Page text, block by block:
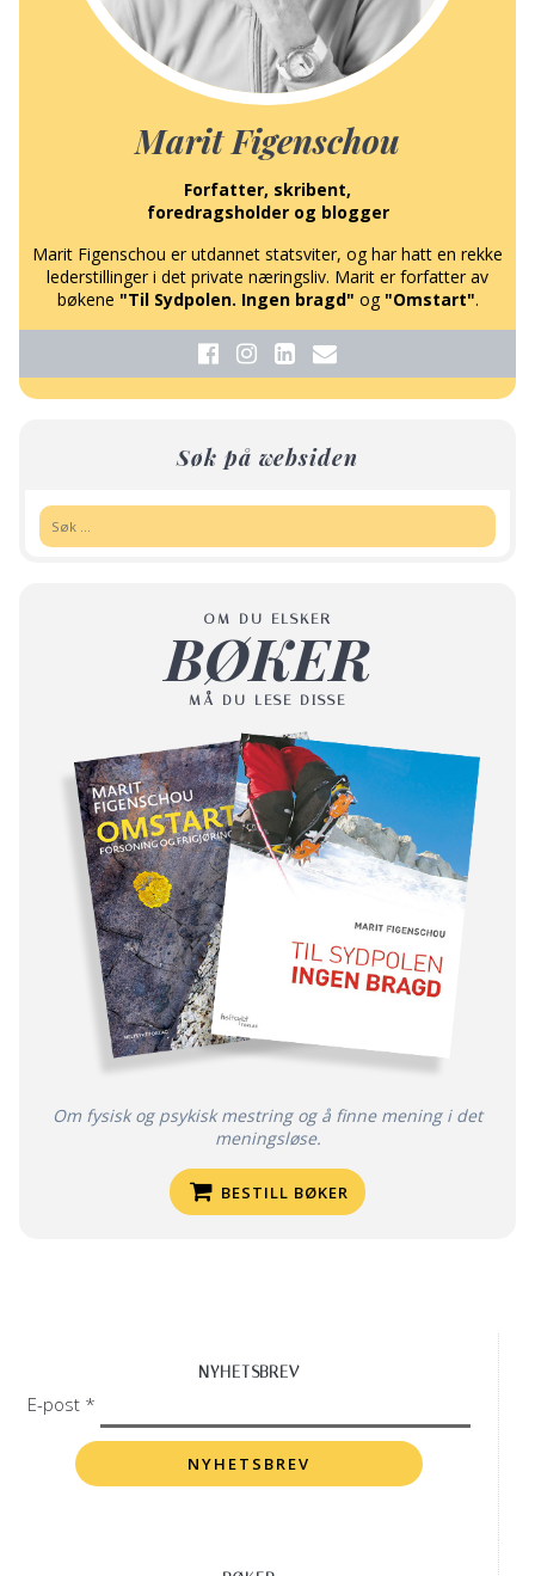
Marit Figenschou
Forfatter, skribent,
foredragsholder og blogger
Marit Figenschou er utdannet statsviter, og har hatt en rekke
lederstillinger i det private næringsliv. Marit er forfatter av
bøkene "Til Sydpolen. Ingen bragd" og "Omstart".
Søk på websiden
OM DU ELSKER
BØKER
MÅ DU LESE DISSE
Om fysisk og psykisk mestring og å finne mening i det
meningsløse.
BESTILL BØKER
NYHETSBREV
E-post *